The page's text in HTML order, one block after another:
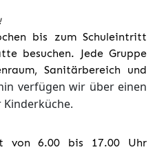
bis zum Schuleintritt
besuchen. Jede Gruppe
Sanitärbereich und
verfügen wir über einen
von 6.00 bis 17.00 Uhr